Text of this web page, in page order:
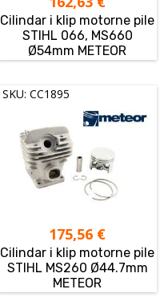
Cilindar i klip motorne pile
STIHL 066, MS660
Ø54mm METEOR
SKU: CC1895
175,56 €
Cilindar i klip motorne pile
STIHL MS260 Ø44.7mm
METEOR